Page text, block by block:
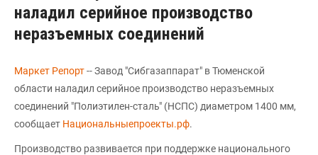
наладил серийное производство
неразъемных соединений
Маркет Репорт-- Завод "Сибгазаппарат" в Тюменской
области наладил серийное производство неразъемных
соединений "Полиэтилен-сталь" (НСПС) диаметром 1400 мм,
сообщает Национальныепроекты.рф.
Производство развивается при поддержке национального